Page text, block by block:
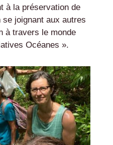
à la préservation de
se joignant aux autres
à travers le monde
Océanes ».